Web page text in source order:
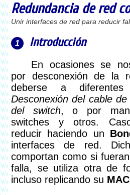
Redundancia de red
Unir interfaces de red para reducir
Introducción
En ocasiones se nos presentan fallas
por desconexión de la
deberse a
Desconexión del cable de
del switch, o por
switches y otros.
reducir haciendo un
interfaces de red.
comportan como si
falla, se utiliza otra de
incluso replicando su